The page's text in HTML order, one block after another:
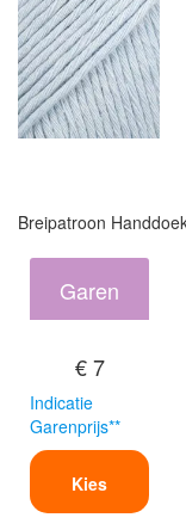
Breipatroon
Garen
€ 7
Indicatie
Garenprijs**
Kies